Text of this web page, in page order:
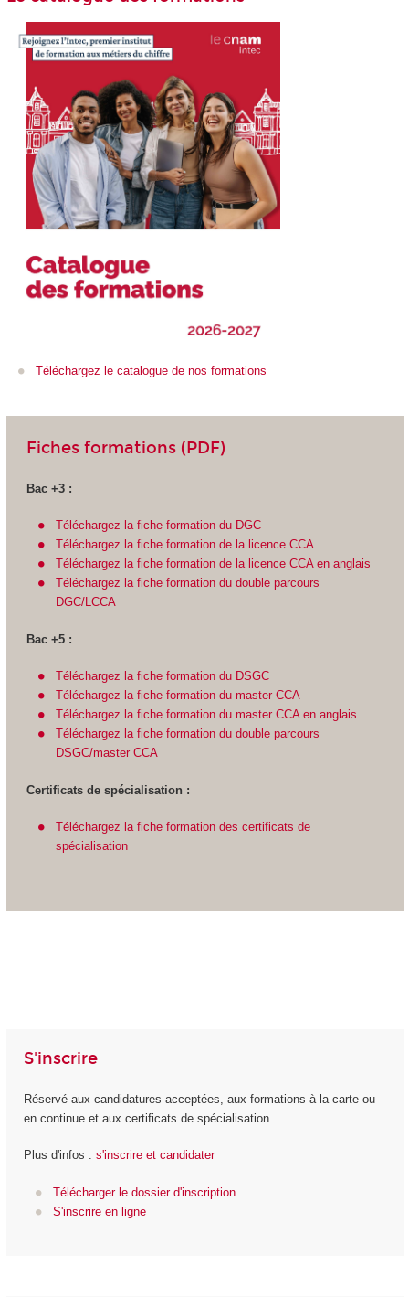
Téléchargez le catalogue de nos formations
Fiches formations (PDF)
Bac +3 :
Téléchargez la fiche formation du DGC
Téléchargez la fiche formation de la licence CCA
Téléchargez la fiche formation de la licence CCA en anglais
Téléchargez la fiche formation du double parcours
DGC/LCCA
Bac +5 :
Téléchargez la fiche formation du DSGC
Téléchargez la fiche formation du master CCA
Téléchargez la fiche formation du master CCA en anglais
Téléchargez la fiche formation du double parcours
DSGC/master CCA
Certificats de spécialisation :
Téléchargez la fiche formation des certificats de
spécialisation
S'inscrire
Réservé aux candidatures acceptées, aux formations à la carte ou
en continue et aux certificats de spécialisation.
Plus d'infos : s'inscrire et candidater
Télécharger le dossier d'inscription
S'inscrire en ligne